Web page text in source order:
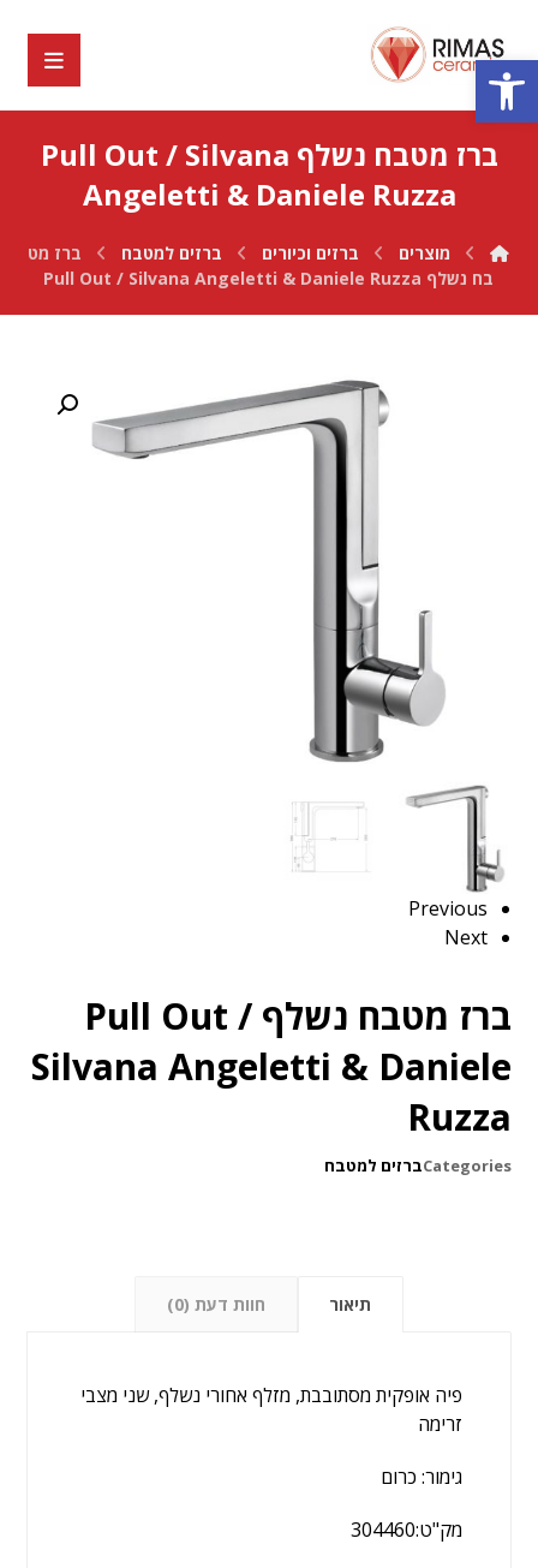
פתח סרגל נגישות
ברז מטבח נשלף Pull Out / Silvana
Angeletti & Daniele Ruzza
מוצרים ברזים וכיורים ברזים למטבח
ברז מט
בח נשלף Pull Out / Silvana Angeletti & Daniele Ruzza
Previous
Next
ברז מטבח נשלף Pull Out /
Silvana Angeletti & Daniele
Ruzza
Categoriesברזים למטבח
תיאור חוות דעת (0)
פיה אופקית מסתובבת, מזלף אחורי נשלף, שני מצבי
זרימה
גימור: כרום
מק"ט:304460